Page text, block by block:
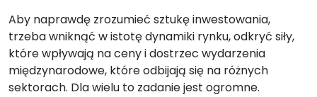
Aby naprawdę zrozumieć sztukę inwestowania,
trzeba wniknąć w istotę dynamiki rynku, odkryć siły,
które wpływają na ceny i dostrzec wydarzenia
międzynarodowe, które odbijają się na różnych
sektorach. Dla wielu to zadanie jest ogromne.